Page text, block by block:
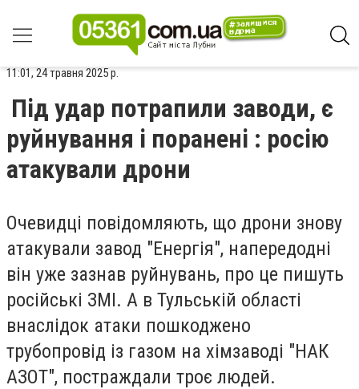
11:01, 24 травня 2025 р.
Під удар потрапили заводи, є
руйнування і поранені : росію
атакували дрони
Очевидці повідомляють, що дрони знову
атакували завод "Енергія", напередодні
він уже зазнав руйнувань, про це пишуть
російські ЗМІ. А в Тульській області
внаслідок атаки пошкоджено
трубопровід із газом на хімзаводі "НАК
АЗОТ", постраждали троє людей.